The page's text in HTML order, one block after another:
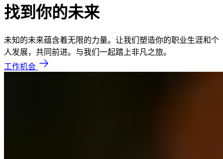
找到你的未来
未知的未来蕴含着无限的力量。让我们塑造你的职业生涯和个
人发展，共同前进。与我们一起踏上非凡之旅。
工作机会